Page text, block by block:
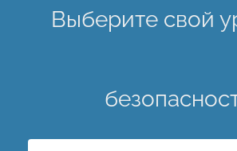
Выберите свой